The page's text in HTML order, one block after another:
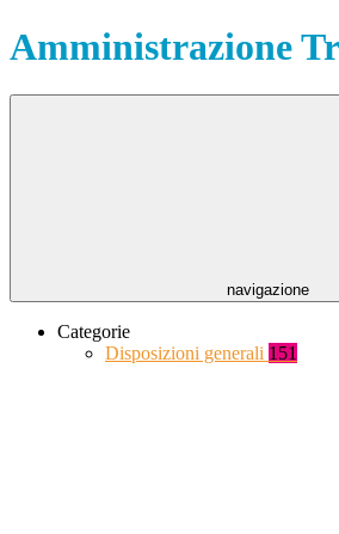
Amministrazione
navigazione
Categorie
Disposizioni generali 151